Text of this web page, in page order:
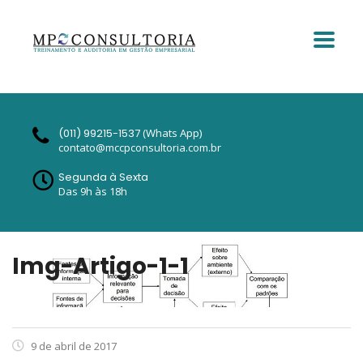
(011) 99215-1537(Whats App)
contato@mccpconsultoria.com.br
Segunda à Sexta
Das 9h às 18h
Img-Artigo-1-1
9 de abril de 2017